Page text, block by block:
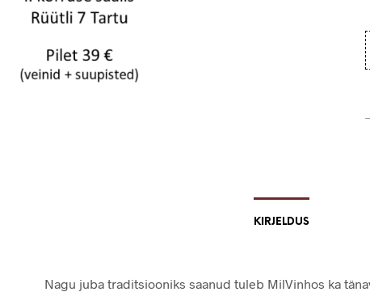
KIRJELDUS
Nagu juba traditsiooniks saanud tuleb MilVinhos ka